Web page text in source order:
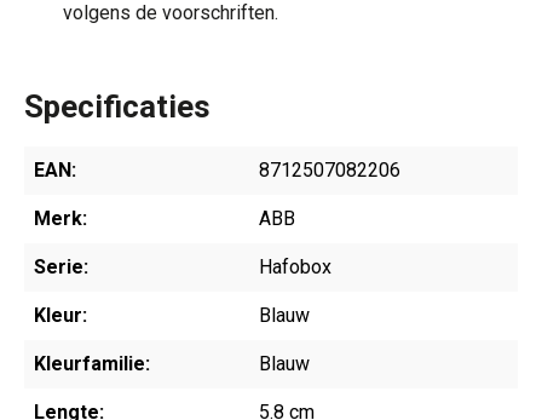
volgens de voorschriften.
Specificaties
EAN: 8712507082206
Merk: ABB
Serie: Hafobox
Kleur: Blauw
Kleurfamilie: Blauw
Lengte: 5.8 cm